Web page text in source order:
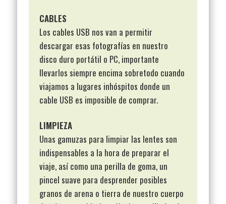
CABLES
Los cables USB nos van a permitir
descargar esas fotografías en nuestro
disco duro portátil o PC, importante
llevarlos siempre encima sobretodo cuando
viajamos a lugares inhóspitos donde un
cable USB es imposible de comprar.
LIMPIEZA
Unas gamuzas para limpiar las lentes son
indispensables a la hora de preparar el
viaje, así como una perilla de goma, un
pincel suave para desprender posibles
granos de arena o tierra de nuestro cuerpo